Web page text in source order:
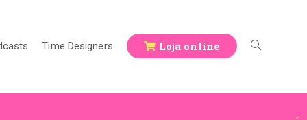
Time Designers Loja online